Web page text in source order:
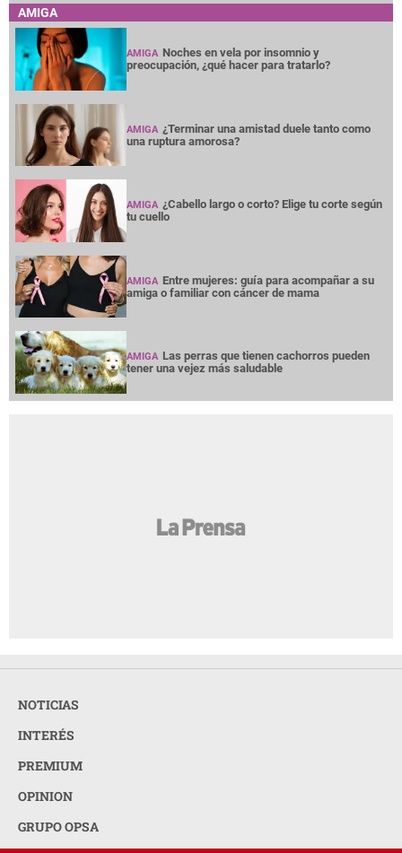
AMIGA
AMIGA Noches en vela por insomnio y
preocupación, ¿qué hacer para tratarlo?
AMIGA ¿Terminar una amistad duele tanto como
una ruptura amorosa?
AMIGA ¿Cabello largo o corto? Elige tu corte según
tu cuello
AMIGA Entre mujeres: guía para acompañar a su
amiga o familiar con cáncer de mama
AMIGA Las perras que tienen cachorros pueden
tener una vejez más saludable
NOTICIAS
INTERÉS
PREMIUM
OPINION
GRUPO OPSA